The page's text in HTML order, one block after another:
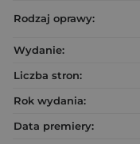
Rodzaj oprawy:
Wydanie:
Liczba stron:
Rok wydania:
Data premiery: